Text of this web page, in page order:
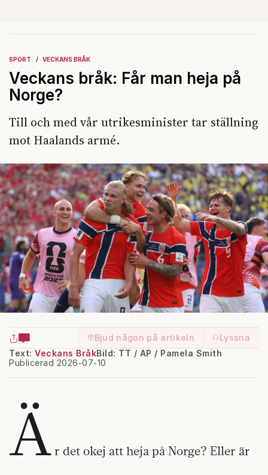
SPORT VECKANS BRÅK
Veckans bråk: Får man heja på
Norge?
Till och med vår utrikesminister tar ställning
mot Haalands armé.
Bjud någon på artikeln
Lyssna
Text: Veckans Bråk
Publicerad 2026-07-10
Bild: TT / AP / Pamela Smith
Ä r det okej att heja på Norge? Eller är